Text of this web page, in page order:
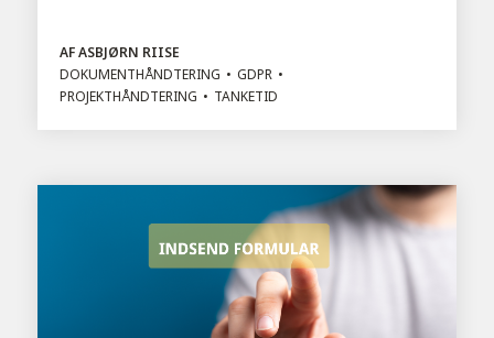
AF ASBJØRN RIISE
DOKUMENTHÅNDTERING
GDPR
PROJEKTHÅNDTERING
TANKETID